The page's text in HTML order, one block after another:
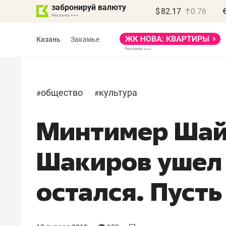
забронируй валюту $ 82.17 0.76
Казань Закамье
#общество #культура
Минтимер
Шакиров
остался.
Василь Мазитов
МАРТ
«Не зная местных
правил, бизнес может
потерять минимум